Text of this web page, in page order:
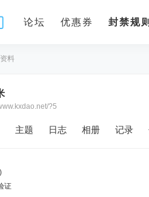
论坛 优惠券 封禁规则
料
?5
主题 日志 相册 记录
证